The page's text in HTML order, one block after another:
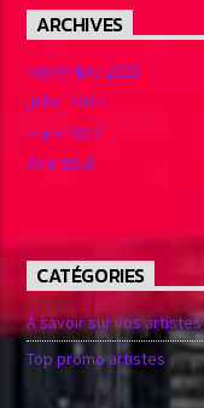
ARCHIVES
novembre 2025
juillet 2023
mars 2022
avril 2018
CATÉGORIES
A savoir sur vos artistes
Top promo artistes